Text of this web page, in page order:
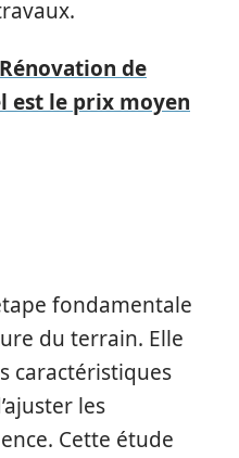
Rénovation de
est le prix moyen
fondamentale
du terrain. Elle
caractéristiques
les
Cette étude